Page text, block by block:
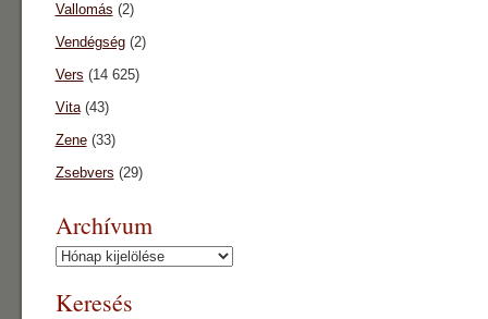
Vallomás (2)
Vendégség(2)
Vers (14 625)
Vita(43)
Zene(33)
Zsebvers (29)
Archívum
Archívum
Keresés